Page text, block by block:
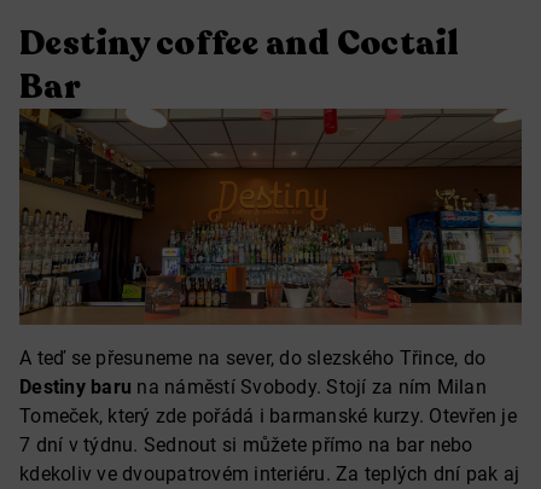
Destiny coffee and Coctail
Bar
A teď se přesuneme na sever, do slezského Třince, do
Destiny baru na náměstí Svobody. Stojí za ním Milan
Tomeček, který zde pořádá i barmanské kurzy. Otevřen je
7 dní v týdnu. Sednout si můžete přímo na bar nebo
kdekoliv ve dvoupatrovém interiéru. Za teplých dní pak aj